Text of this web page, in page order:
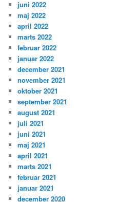
juni 2022
maj 2022
april 2022
marts 2022
februar 2022
januar 2022
december 2021
november 2021
oktober 2021
september 2021
august 2021
juli 2021
juni 2021
maj 2021
april 2021
marts 2021
februar 2021
januar 2021
december 2020